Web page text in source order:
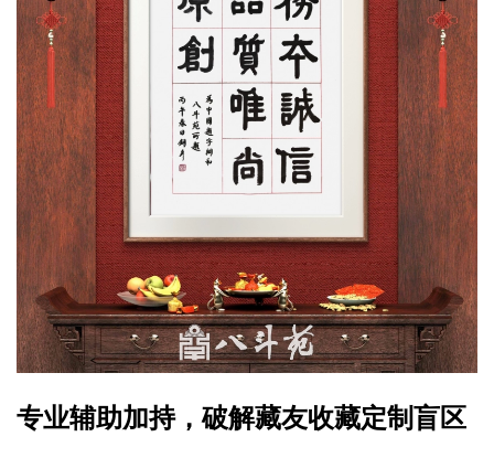
专业辅助加持，破解藏友收藏定制盲区